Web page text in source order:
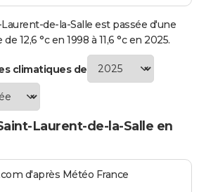
de-la-Salle est passée d'une
12,6 °c en 1998 à 11,6 °c en 2025.
climatiques de
Laurent-de-la-Salle en
d'après Météo France